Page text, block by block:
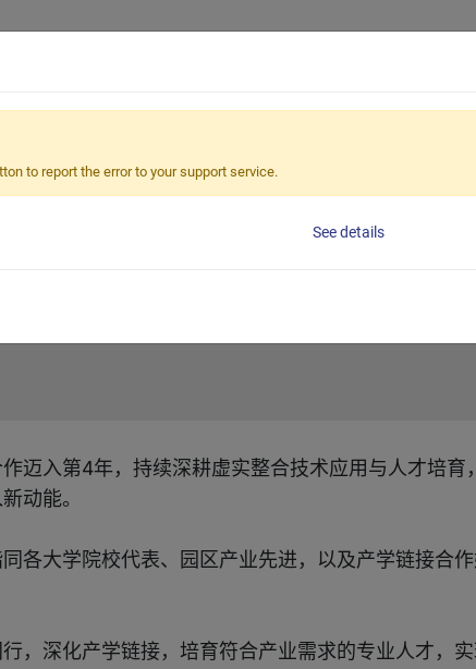
逢甲大学｜产学合作培养虚实整合优秀人才4年有成
甲大学｜产学
迈入第4年，持续深耕虚实整合技术应用与人才培
动能。
各大学院校代表、园区产业先进，以及产学链接合
，深化产学链接，培育符合产业需求的专业人才，
to report the error to your support service.
See details